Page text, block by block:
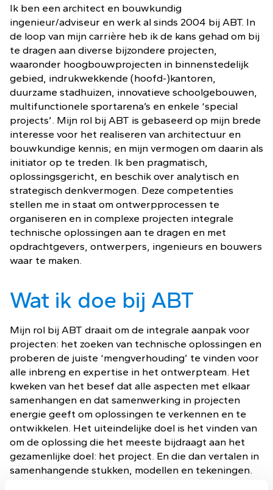
Ik ben een architect en bouwkundig
ingenieur/adviseur en werk al sinds 2004 bij ABT. In
de loop van mijn carrière heb ik de kans gehad om bij
te dragen aan diverse bijzondere projecten,
waaronder hoogbouwprojecten in binnenstedelijk
gebied, indrukwekkende (hoofd-)kantoren,
duurzame stadhuizen, innovatieve schoolgebouwen,
multifunctionele sportarena’s en enkele ‘special
projects’. Mijn rol bij ABT is gebaseerd op mijn brede
interesse voor het realiseren van architectuur en
bouwkundige kennis; en mijn vermogen om daarin als
initiator op te treden. Ik ben pragmatisch,
oplossingsgericht, en beschik over analytisch en
strategisch denkvermogen. Deze competenties
stellen me in staat om ontwerpprocessen te
organiseren en in complexe projecten integrale
technische oplossingen aan te dragen en met
opdrachtgevers, ontwerpers, ingenieurs en bouwers
waar te maken.
Wat ik doe bij ABT
Mijn rol bij ABT draait om de integrale aanpak voor
projecten: het zoeken van technische oplossingen en
proberen de juiste ‘mengverhouding’ te vinden voor
alle inbreng en expertise in het ontwerpteam. Het
kweken van het besef dat alle aspecten met elkaar
samenhangen en dat samenwerking in projecten
energie geeft om oplossingen te verkennen en te
ontwikkelen. Het uiteindelijke doel is het vinden van
om de oplossing die het meeste bijdraagt aan het
gezamenlijke doel: het project. En die dan vertalen in
samenhangende stukken, modellen en tekeningen.